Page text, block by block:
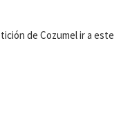
de Cozumel ir a este